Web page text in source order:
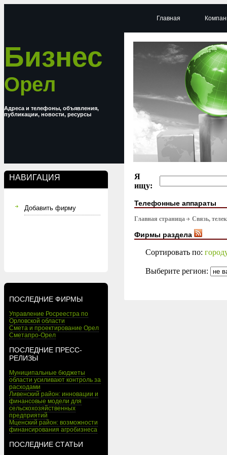
Бизнес
Орел
Адреса и телефоны, объявления,
публикации, новости, ресурсы
НАВИГАЦИЯ
Добавить фирму
ПОСЛЕДНИЕ ФИРМЫ
Управление Росреестра по
Орловской области
Смета и проектирование Орел
Сметапро-Орел
ПОСЛЕДНИЕ ПРЕСС-
РЕЛИЗЫ
Муниципальные бюджеты
области усиливают контроль за
расходами
Ливенский район: инновации и
финансовые модели для
сельскохозяйственных
предприятий
Мценский район: возможности
финансирования агробизнеса
ПОСЛЕДНИЕ СТАТЬИ
Главная
Я
ищу:
Телефонные аппараты
Главная страница Связь,
Фирмы раздела
Сортировать по:
Выберите регион: